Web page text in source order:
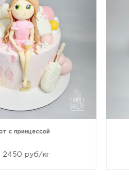
с принцессой
2450 руб/кг